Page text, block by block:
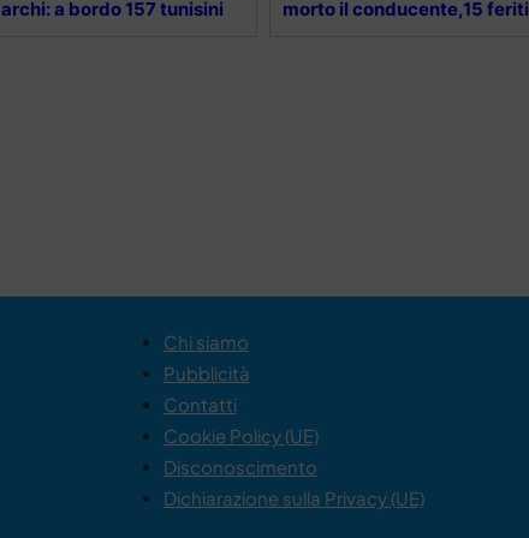
a bordo 157 tunisini
morto il conducente,15 feriti
Chi siamo
Pubblicità
Contatti
Cookie Policy (UE)
Disconoscimento
Dichiarazione sulla Privacy (UE)